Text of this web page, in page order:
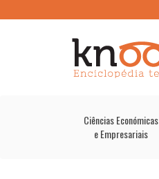
Ciências Económicas
e Empresariais